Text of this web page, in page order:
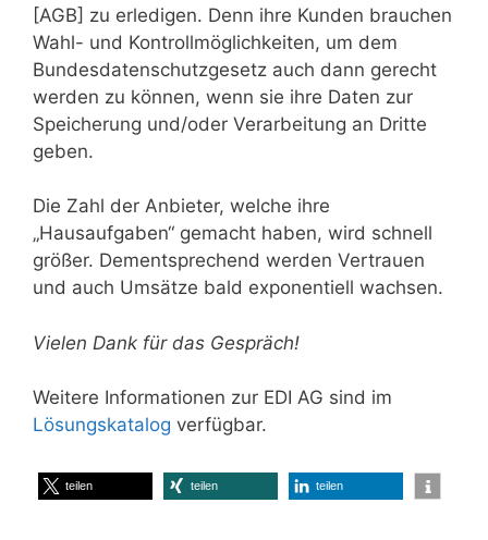
[AGB] zu erledigen. Denn ihre Kunden brauchen
Wahl- und Kontrollmöglichkeiten, um dem
Bundesdatenschutzgesetz auch dann gerecht
werden zu können, wenn sie ihre Daten zur
Speicherung und/oder Verarbeitung an Dritte
geben.
Die Zahl der Anbieter, welche ihre
„Hausaufgaben“ gemacht haben, wird schnell
größer. Dementsprechend werden Vertrauen
und auch Umsätze bald exponentiell wachsen.
Vielen Dank für das Gespräch!
Weitere Informationen zur EDI AG sind im
Lösungskatalog verfügbar.
teilen teilen teilen